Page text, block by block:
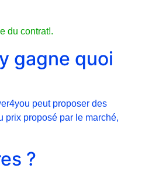
du contrat!.
gagne quoi
peut proposer des
prix proposé par le marché,
?